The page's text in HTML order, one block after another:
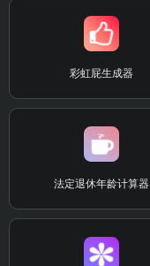
彩虹屁生成器
法定退休年龄计算器